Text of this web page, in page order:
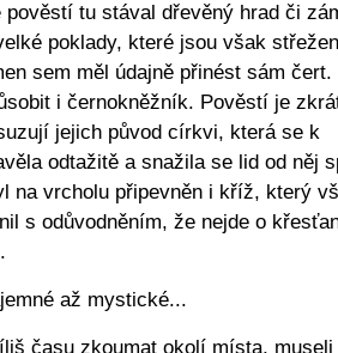
tu stával dřevěný hrad či
poklady, které jsou však
sem měl údajně přinést sám čert.
i černokněžník. Pověstí je
jejich původ církvi, která se k
odtažitě a snažila se lid od něj
na vrcholu připevněn i kříž, který
s odůvodněním, že nejde o
až mystické...
času zkoumat okolí místa, museli